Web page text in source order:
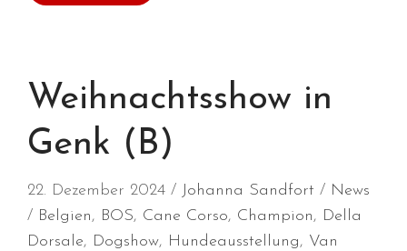
Dezember 2025
November 2025
Weihnachtsshow in
Genk (B)
22. Dezember 2024 Johanna Sandfort
News
Belgien, BOS, Cane Corso, Champion, Della
Dorsale, Dogshow, Hundeausstellung, Van